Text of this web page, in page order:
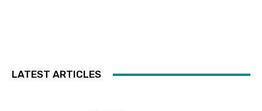
LATEST ARTICLES